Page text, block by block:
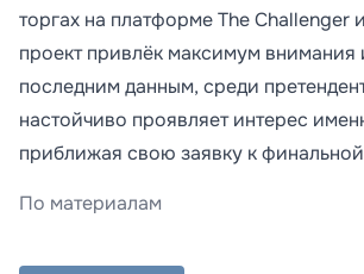
торгах на платформе The Challenger
проект привлёк максимум внимания
последним данным, среди
настойчиво проявляет интерес
приближая свою заявку к
По материалам